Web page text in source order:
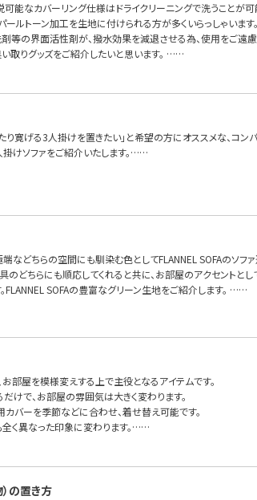
可能なカバーリング仕様はドライクリーニングで洗うことが
ルトーン加工を生地に付けられる方が多くいらっしゃいます
等の界面活性剤が、撥水効果を減退させる為、使用をご遠慮
取りグッズをご紹介したいと思います。 ……
り寛げる3人掛けを置きたい」と希望の方にオススメな、コン
けソファをご紹介いたします。……
などちらの空間にも馴染む色としてFLANNEL SOFAのソフ
どちらにも順応してくれると共に、お部屋のアクセントと
FLANNEL SOFAの豊富なグリーン生地をご紹介します。 ……
お部屋を模様変えする上で主役となるアイテムです。
けで、お部屋の雰囲気は大きく変わります。
バーを季節などに合わせ、着せ替え可能です。
全く異なった印象に変わります。……
の置き方